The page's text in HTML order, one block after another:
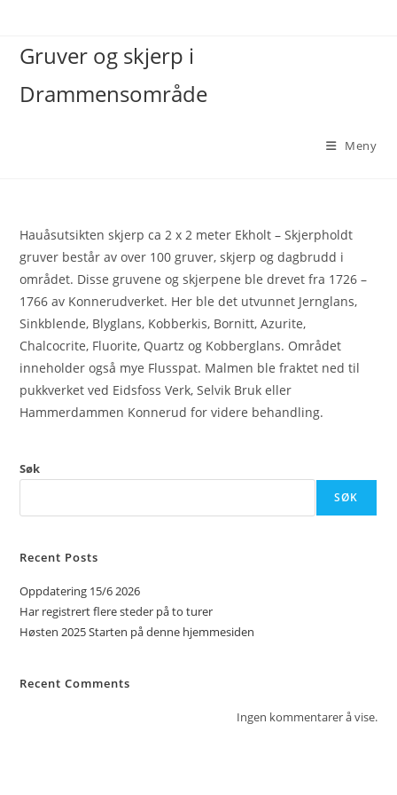
Gruver og skjerp i
Drammensområde
Meny
Hauåsutsikten skjerp ca 2 x 2 meter Ekholt – Skjerpholdt
gruver består av over 100 gruver, skjerp og dagbrudd i
området. Disse gruvene og skjerpene ble drevet fra 1726 –
1766 av Konnerudverket. Her ble det utvunnet Jernglans,
Sinkblende, Blyglans, Kobberkis, Bornitt, Azurite,
Chalcocrite, Fluorite, Quartz og Kobberglans. Området
inneholder også mye Flusspat. Malmen ble fraktet ned til
pukkverket ved Eidsfoss Verk, Selvik Bruk eller
Hammerdammen Konnerud for videre behandling.
Søk
SØK
Recent Posts
Oppdatering 15/6 2026
Har registrert flere steder på to turer
Høsten 2025 Starten på denne hjemmesiden
Recent Comments
Ingen kommentarer å vise.